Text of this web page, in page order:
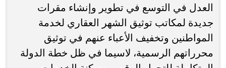
العدل في التوسع في تطوير وإنشاء مقرات
جديدة لمكاتب توثيق الشهر العقاري لخدمة
المواطنين وتخفيف الأعباء عنهم في توثيق
محرراتهم الرسمية، لاسيما في ظل خطة الدولة